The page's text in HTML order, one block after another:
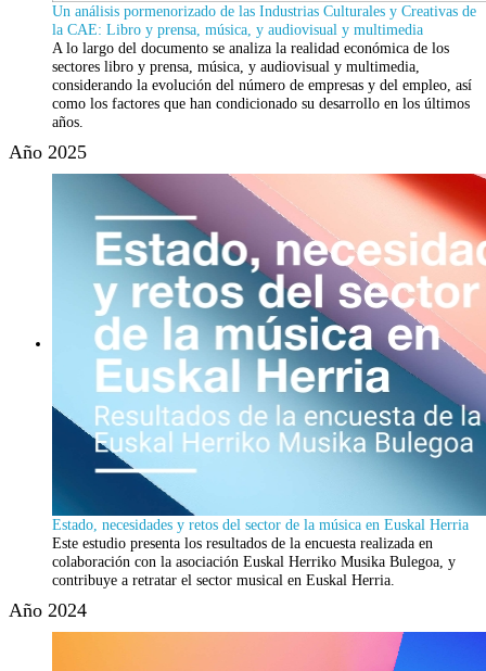
Un análisis pormenorizado de las Industrias Culturales y Creativas de
la CAE: Libro y prensa, música, y audiovisual y multimedia
A lo largo del documento se analiza la realidad económica de los
sectores libro y prensa, música, y audiovisual y multimedia,
considerando la evolución del número de empresas y del empleo, así
como los factores que han condicionado su desarrollo en los últimos
años.
Año 2025
Estado, necesidades y retos del sector de la música en Euskal Herria
Este estudio presenta los resultados de la encuesta realizada en
colaboración con la asociación Euskal Herriko Musika Bulegoa, y
contribuye a retratar el sector musical en Euskal Herria.
Año 2024